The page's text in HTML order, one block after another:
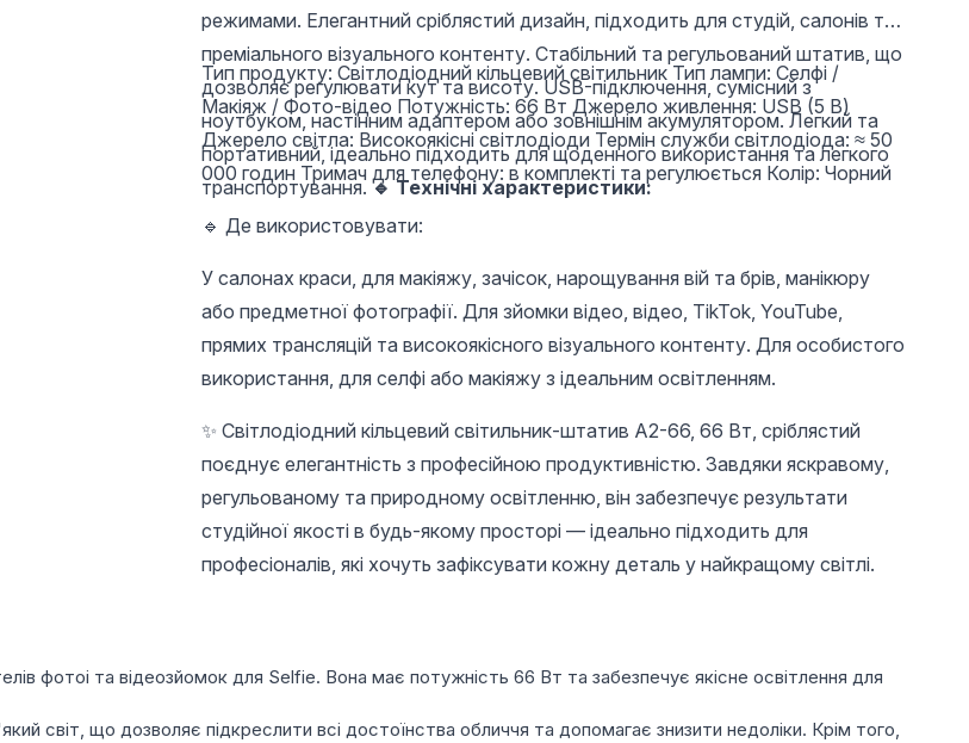
режимами. Елегантний сріблястий дизайн, підходить для студій, салонів та
преміального візуального контенту. Стабільний та регульований штатив, що
дозволяє регулювати кут та висоту. USB-підключення, сумісний з
ноутбуком, настінним адаптером або зовнішнім акумулятором. Легкий та
портативний, ідеально підходить для щоденного використання та легкого
транспортування. 🔹 Технічні характеристики:
Тип продукту: Світлодіодний кільцевий світильник Тип лампи: Селфі /
Макіяж / Фото-відео Потужність: 66 Вт Джерело живлення: USB (5 В)
Джерело світла: Високоякісні світлодіоди Термін служби світлодіода: ≈ 50
000 годин Тримач для телефону: в комплекті та регулюється Колір: Чорний
🔹 Де використовувати:
У салонах краси, для макіяжу, зачісок, нарощування вій та брів, манікюру
або предметної фотографії. Для зйомки відео, відео, TikTok, YouTube,
прямих трансляцій та високоякісного візуального контенту. Для особистого
використання, для селфі або макіяжу з ідеальним освітленням.
✨ Світлодіодний кільцевий світильник-штатив A2-66, 66 Вт, сріблястий
поєднує елегантність з професійною продуктивністю. Завдяки яскравому,
регульованому та природному освітленню, він забезпечує результати
студійної якості в будь-якому просторі — ідеально підходить для
професіоналів, які хочуть зафіксувати кожну деталь у найкращому світлі.
фотоі та відеозйомок для Selfie. Вона має потужність 66 Вт та забезпечує якісне освітлення для
світ, що дозволяє підкреслити всі достоїнства обличчя та допомагає знизити недоліки. Крім того,